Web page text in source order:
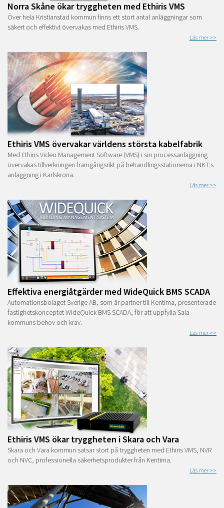
Norra Skåne ökar tryggheten med Ethiris VMS
Över hela Kristianstad kommun finns ett stort antal anläggningar som
säkert och effektivt övervakas med Ethiris VMS.
Läs mer >>
Ethiris VMS övervakar världens största kabelfabrik
Med Ethiris Video Management Software (VMS) i sin processanläggning
övervakas tillverkningen framgångsrikt på behandlingsstationerna i NKT:s
anläggning i Karlskrona.
Läs mer >>
Effektiva energiåtgärder med WideQuick BMS SCADA
Automationsbolaget Sverige AB, som är partner till Kentima, presenterade
fastighetskonceptet WideQuick BMS SCADA, för att uppfylla Sala
kommuns behov och krav.
Läs mer >>
Ethiris VMS ökar tryggheten i Skara och Vara
Skara och Vara kommun satsar stort på tryggheten med Ethiris VMS, NVR
och NVC, professionella säkerhetsprodukter från Kentima.
Läs mer >>